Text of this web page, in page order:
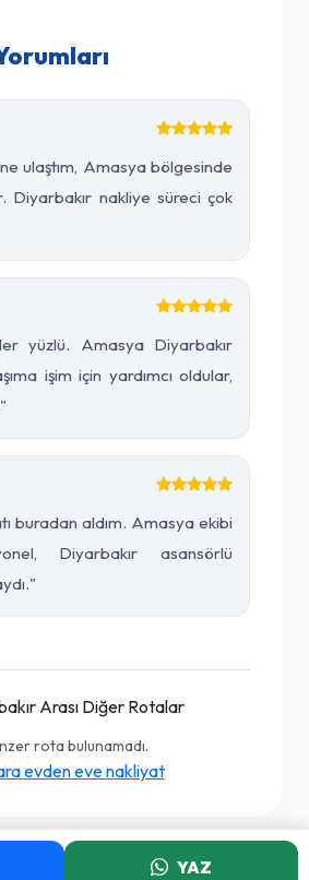
ulaştım, Amasya bölgesinde
Diyarbakır nakliye süreci çok
yüzlü. Amasya Diyarbakır
işim için yardımcı oldular,
buradan aldım. Amasya ekibi
Diyarbakır asansörlü
Arası Diğer Rotalar
rota bulunamadı.
evden eve nakliyat
YAZ